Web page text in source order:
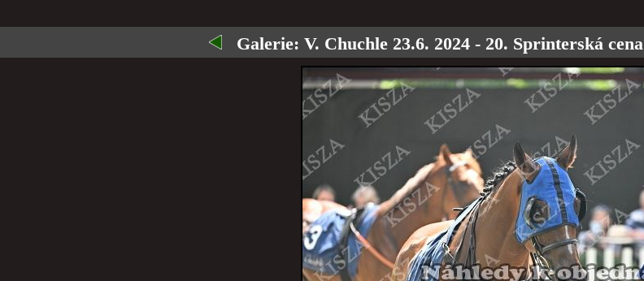
Galerie: V. Chuchle 23.6. 2024 - 20. Sprinterská cena